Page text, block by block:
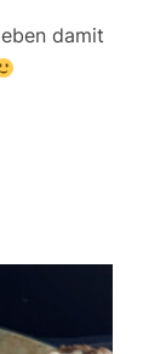
damit